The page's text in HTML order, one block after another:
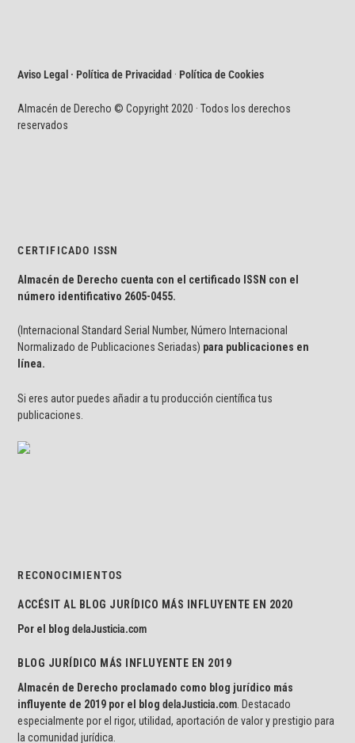
Aviso Legal · Política de Privacidad ·Política de Cookies
Almacén de Derecho © Copyright 2020 · Todos los derechos
reservados
CERTIFICADO ISSN
Almacén de Derecho cuenta con el certificado ISSN con el
número identificativo 2605-0455.
(Internacional Standard Serial Number, Número Internacional
Normalizado de Publicaciones Seriadas) para publicaciones en
línea.
Si eres autor puedes añadir a tu producción científica tus
publicaciones.
RECONOCIMIENTOS
ACCÉSIT AL BLOG JURÍDICO MÁS INFLUYENTE EN 2020
Por el blogdelaJusticia.com
BLOG JURÍDICO MÁS INFLUYENTE EN 2019
Almacén de Derecho proclamado como blog jurídico más
influyente de 2019 por el blogdelaJusticia.com. Destacado
especialmente por el rigor, utilidad, aportación de valor y prestigio para
la comunidad jurídica.